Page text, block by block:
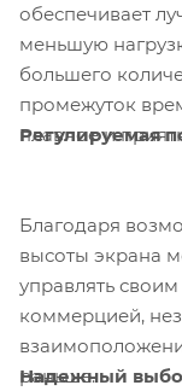
обеспечивает
меньшую
большего
промежуток
плавное и
Регулируемая
Благодаря
высоты экрана
управлять
коммерцией,
раньше.
Надежный